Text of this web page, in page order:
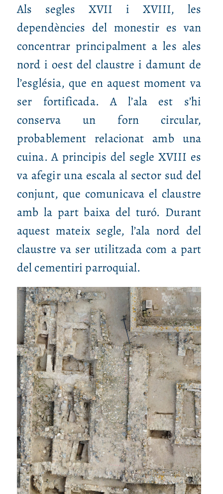
Als segles XVII i XVIII, les
dependències del monestir es van
concentrar principalment a les ales
nord i oest del claustre i damunt de
l’església, que en aquest moment va
ser fortificada. A l’ala est s’hi
conserva un forn circular,
probablement relacionat amb una
cuina. A principis del segle XVIII es
va afegir una escala al sector sud del
conjunt, que comunicava el claustre
amb la part baixa del turó. Durant
aquest mateix segle, l’ala nord del
claustre va ser utilitzada com a part
del cementiri parroquial.